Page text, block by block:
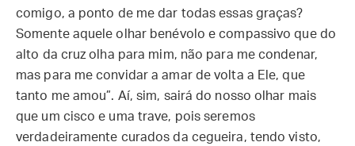
comigo, a ponto de me dar todas essas graças?
Somente aquele olhar benévolo e compassivo que do
alto da cruz olha para mim, não para me condenar,
mas para me convidar a amar de volta a Ele, que
tanto me amou”. Aí, sim, sairá do nosso olhar mais
que um cisco e uma trave, pois seremos
verdadeiramente curados da cegueira, tendo visto,